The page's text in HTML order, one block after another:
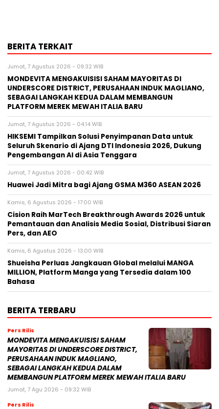
BERITA TERKAIT
Jumat, 7 Agustus 2026 - 09:32 WIB
MONDEVITA MENGAKUISISI SAHAM MAYORITAS DI
UNDERSCORE DISTRICT, PERUSAHAAN INDUK MAGLIANO,
SEBAGAI LANGKAH KEDUA DALAM MEMBANGUN
PLATFORM MEREK MEWAH ITALIA BARU
Jumat, 7 Agustus 2026 - 04:14 WIB
HIKSEMI Tampilkan Solusi Penyimpanan Data untuk
Seluruh Skenario di Ajang DTI Indonesia 2026, Dukung
Pengembangan AI di Asia Tenggara
Jumat, 7 Agustus 2026 - 00:42 WIB
Huawei Jadi Mitra bagi Ajang GSMA M360 ASEAN 2026
Kamis, 6 Agustus 2026 - 17:00 WIB
Cision Raih MarTech Breakthrough Awards 2026 untuk
Pemantauan dan Analisis Media Sosial, Distribusi Siaran
Pers, dan AEO
Kamis, 6 Agustus 2026 - 13:00 WIB
Shueisha Perluas Jangkauan Global melalui MANGA
MILLION, Platform Manga yang Tersedia dalam 100
Bahasa
BERITA TERBARU
Pers Rilis
MONDEVITA MENGAKUISISI SAHAM
MAYORITAS DI UNDERSCORE DISTRICT,
PERUSAHAAN INDUK MAGLIANO,
SEBAGAI LANGKAH KEDUA DALAM
MEMBANGUN PLATFORM MEREK MEWAH ITALIA BARU
Jumat, 7 Agu 2026 - 09:32 WIB
Pers Rilis